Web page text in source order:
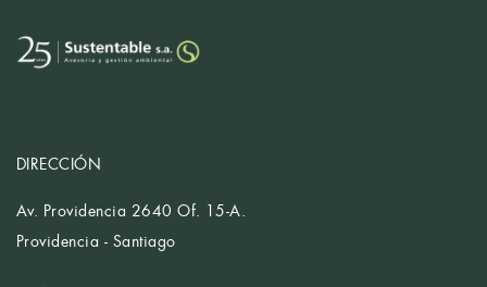
DIRECCIÓN
Av. Providencia 2640 Of. 15-A.
Providencia - Santiago